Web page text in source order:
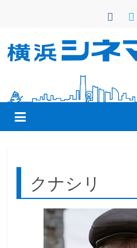
ン
横
浜
シ
ネ
マ
クナシリ